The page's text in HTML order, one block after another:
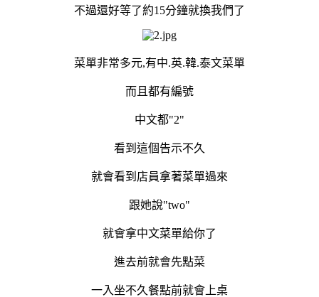
不過還好等了約15分鐘就換我們了
菜單非常多元,有中.英.韓.泰文菜單
而且都有編號
中文都"2"
看到這個告示不久
就會看到店員拿著菜單過來
跟她說"two"
就會拿中文菜單給你了
進去前就會先點菜
一入坐不久餐點前就會上桌